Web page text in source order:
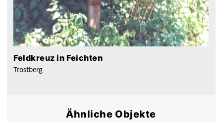
Feldkreuz in Feichten
Trostberg
Ähnliche Objekte